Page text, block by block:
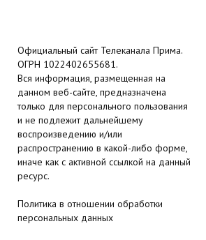
Официальный сайт Телеканала Прима.
ОГРН 1022402655681.
Вся информация, размещенная на
данном веб-сайте, предназначена
только для персонального пользования
и не подлежит дальнейшему
воспроизведению и/или
распространению в какой-либо форме,
иначе как с активной ссылкой на данный
ресурс.
Политика в отношении обработки
персональных данных